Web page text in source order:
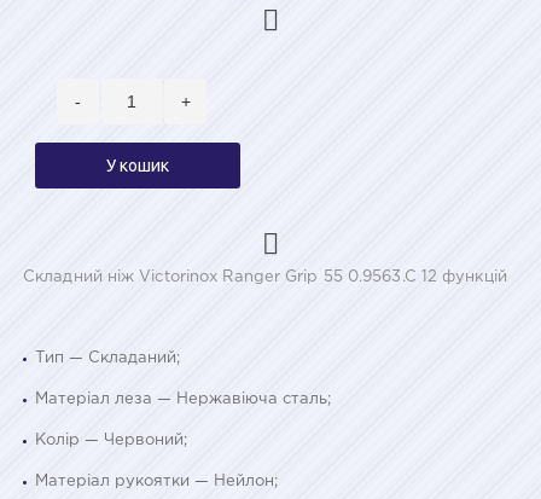
- +
У кошик
Складний ніж Victorinox Ranger Grip 55 0.9563.C 12 функцій
Тип — Складаний;
Матеріал леза — Нержавіюча сталь;
Колір — Червоний;
Матеріал рукоятки — Нейлон;